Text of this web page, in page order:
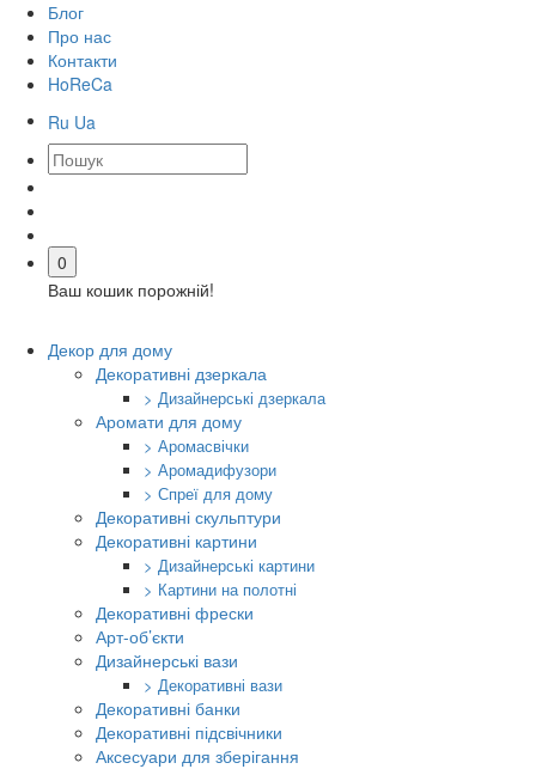
Блог
Про нас
Контакти
HoReCa
Ru Ua
0
Ваш кошик порожній!
Декор для дому
Декоративні дзеркала
> Дизайнерські дзеркала
Аромати для дому
> Аромасвічки
> Аромадифузори
> Спреї для дому
Декоративні скульптури
Декоративні картини
> Дизайнерські картини
> Картини на полотні
Декоративні фрески
Арт-об’єкти
Дизайнерські вази
> Декоративні вази
Декоративні банки
Декоративні підсвічники
Аксесуари для зберігання